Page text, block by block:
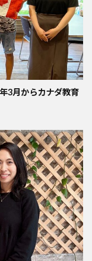
3月からカナダ教育